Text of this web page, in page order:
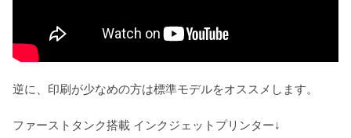
逆に、印刷が少なめの方は標準モデルをオススメします。
ファーストタンク搭載 インクジェットプリンター↓